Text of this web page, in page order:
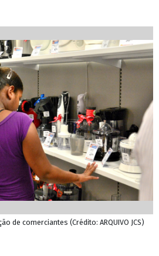
de comerciantes (Crédito: ARQUIVO JCS)